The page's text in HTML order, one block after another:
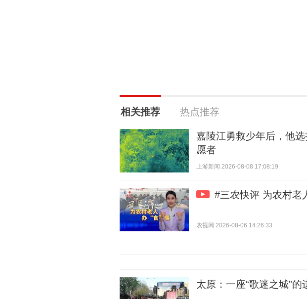
相关推荐 热点推荐
嘉陵江勇救少年后，他
愿者
上游新闻 2026-08-08 17:08:19
#三农快评 为农村老
农视网 2026-08-06 14:26:33
太原：一座“歌迷之城”的